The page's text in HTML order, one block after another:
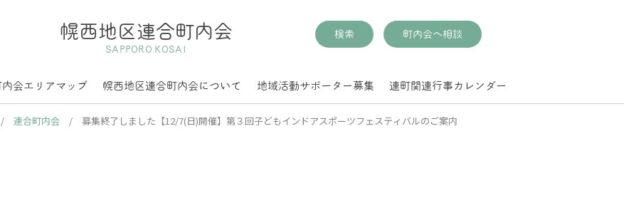
幌西地区連合町内会
SAPPORO KOSAI
検索 町内会へ相談
内会エリアマップ 幌西地区連合町内会について 地域活動サポーター募集 連町関連行事カレンダー
/ 連合町内会 / 募集終了しました【12/7(日)開催】第３回子どもインドアスポーツフェスティバルのご案内